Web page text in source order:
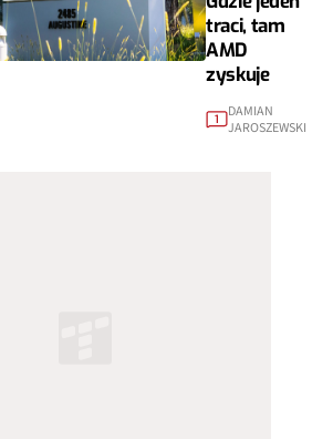
traci, tam
AMD
zyskuje
1
DAMIAN
JAROSZEWSKI